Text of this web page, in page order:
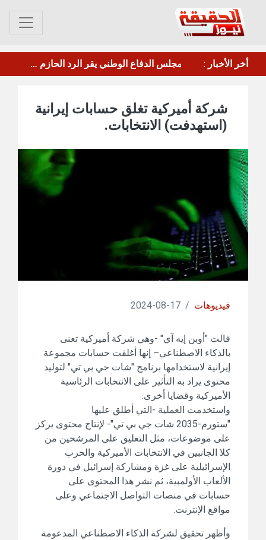
أخر الأخبار : مأرب.. الحوثي يقصف معسكر"صحن الجنّ" بالصواريخ والطائرات المسيرة
شركة أميركية تغلق حسابات إيرانية
(استهدفت) الانتخابات.
فيديوهات /
17-08-2024
قالت "أوبن إيه آي" -وهي شركة أميركية تعنى
بالذكاء الاصطناعي– إنها أغلقت حسابات مجموعة
إيرانية لاستخدامها برنامج "شات جي بي تي" لتوليد
محتوى يراد به التأثير على الانتخابات الرئاسية
الأميركية وقضايا أخرى.
واستخدمت العملية -التي أطلق عليها
"ستورم-2035 شات جي بي تي"- لإنتاج محتوى يركز
على موضوعات، مثل التعليق على المرشحين من
كلا الجانبين في الانتخابات الأميركية والحرب
الإسرائيلية على غزة ومشاركة إسرائيل في دورة
الألعاب الأولمبية، ثم نشر هذا المحتوى على
حسابات في منصات التواصل الاجتماعي وعلى
مواقع الإنترنت.
وأظهر تحقيق لشركة الذكاء الاصطناعي المدعومة